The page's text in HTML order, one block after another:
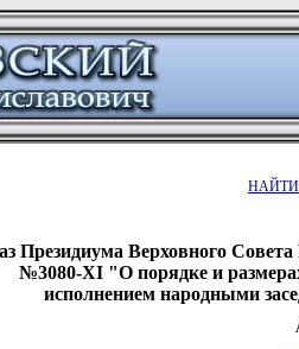
Президиума Верховного Совета
№3080-XI "О порядке и
исполнением народными